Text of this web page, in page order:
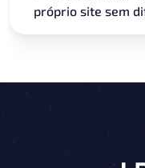
próprio site sem